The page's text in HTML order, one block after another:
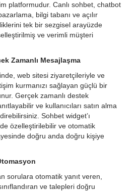
platformudur. Canlı sohbet, chatbot
bilgi tabanı ve açılır
tek bir sezgisel arayüzde
ve verimli müşteri
Zamanlı Mesajlaşma
web sitesi ziyaretçileriyle ve
kurmanızı sağlayan güçlü bir
Gerçek zamanlı destek
ve kullanıcıları satın alma
Sohbet widget’ı
özelleştirilebilir ve otomatik
doğru anda doğru kişiye
sorulara otomatik yanıt veren,
ve talepleri doğru